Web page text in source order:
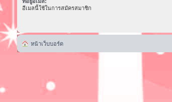
อีเมลนี้ใช้ในการสมัครสมาชิก
หน้าเว็บบอร์ด